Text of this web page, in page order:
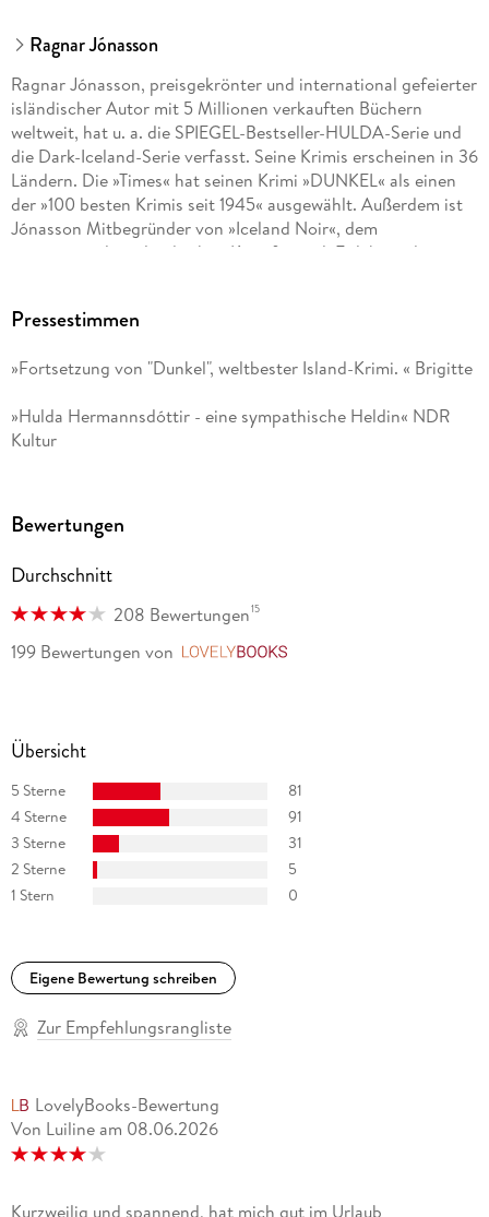
Ragnar Jónasson
Ragnar Jónasson, preisgekrönter und international gefeierter
isländischer Autor mit 5 Millionen verkauften Büchern
weltweit, hat u. a. die SPIEGEL-Bestseller-HULDA-Serie und
die Dark-Iceland-Serie verfasst. Seine Krimis erscheinen in 36
Ländern. Die »Times« hat seinen Krimi »DUNKEL« als einen
der »100 besten Krimis seit 1945« ausgewählt. Außerdem ist
Jónasson Mitbegründer von »Iceland Noir«, dem
internationalen isländischen Krimifestival. Er lebt und
Rechtswissenschaften. Zusätzlich ist er Vorstandsmitglied
Pressestimmen
»Fortsetzung von "Dunkel", weltbester Island-Krimi. « Brigitte
»Hulda Hermannsdóttir - eine sympathische Heldin« NDR
Kultur
Bewertungen
Durchschnitt
208 Bewertungen15
199 Bewertungen von
Übersicht
5 Sterne
81
4 Sterne
91
3 Sterne
31
2 Sterne
5
1 Stern
0
Eigene Bewertung schreiben
Zur Empfehlungsrangliste
LovelyBooks-Bewertung
Von Luiline am 08.06.2026
Kurzweilig und spannend, hat mich gut im Urlaub